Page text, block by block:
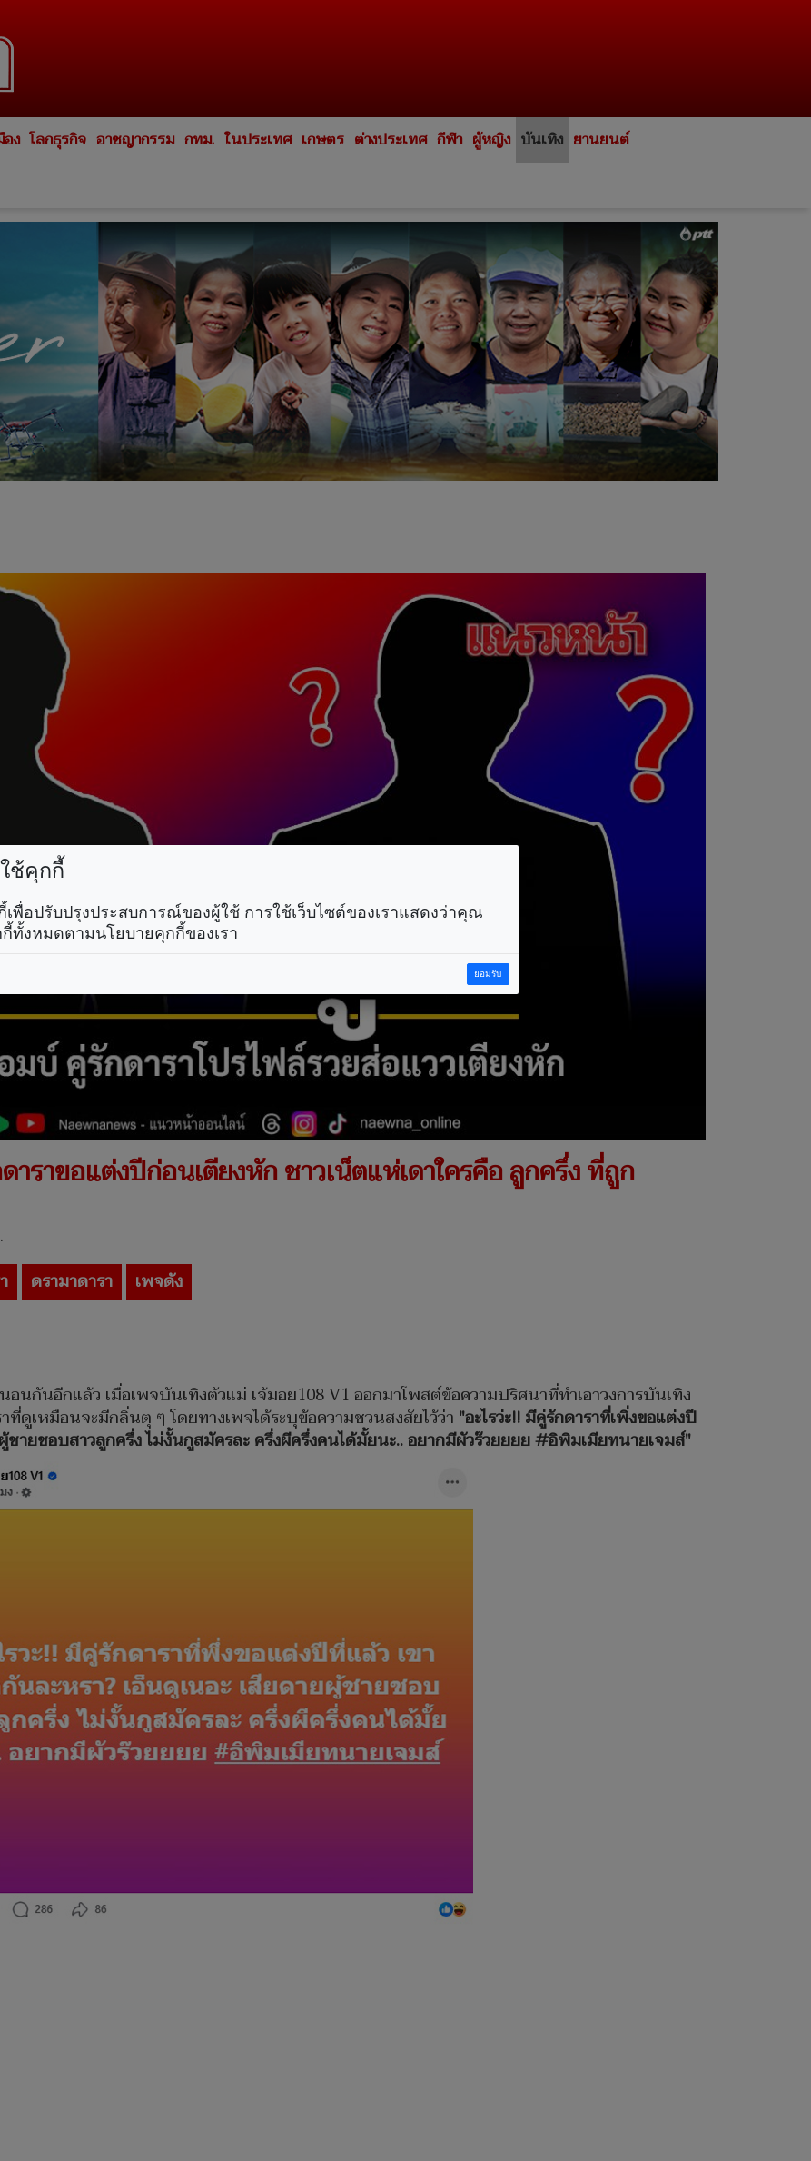
อง โลกธุรกิจ อาชญากรรม กทม. ในประเทศ เกษตร ต่างประเทศ กีฬา ผู้หญิง บันเทิง ยานยนต์
ราขอแต่งปีก่อนเตียงหัก ชาวเน็ตแห่เดาใครคือ ลูกครึ่ง ที่ถูก
ดรามาดารา เพจดัง
นกันอีกแล้ว เมื่อเพจบันเทิงตัวแม่ เจ้มอย108 V1 ออกมาโพสต์ข้อความปริศนาที่ทำเอาวงการบันเทิง
ดูเหมือนจะมีกลิ่นตุ ๆ โดยทางเพจได้ระบุข้อความชวนสงสัยไว้ว่า "อะไรว่ะ!! มีคู่รักดาราที่เพิ่งขอแต่งปี
ชายชอบสาวลูกครึ่ง ไม่งั้นกูสมัครละ ครึ่งผีครึ่งคนได้มั้ยนะ.. อยากมีผัวร๊วยยยย #อิพิมเมียทนายเจมส์"
ช้คุกกี้
เพื่อปรับปรุงประสบการณ์ของผู้ใช้ การใช้เว็บไซต์ของเราแสดงว่าคุณ
ทั้งหมดตามนโยบายคุกกี้ของเรา
ยอมรับ